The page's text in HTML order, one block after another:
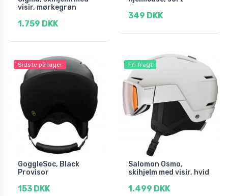
visir, mørkegrøn
1.759 DKK
349 DKK
Sidste på lager
GoggleSoc, Black
Provisor
153 DKK
Fri fragt
Salomon Osmo,
skihjelm med visir, hvid
1.499 DKK